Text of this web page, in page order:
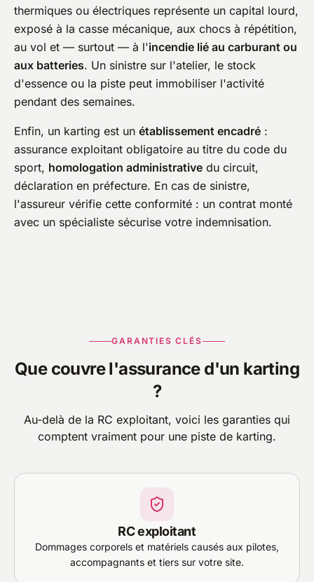
thermiques ou électriques représente un capital lourd,
exposé à la casse mécanique, aux chocs à répétition,
au vol et — surtout — à l'incendie lié au carburant ou
aux batteries. Un sinistre sur l'atelier, le stock
d'essence ou la piste peut immobiliser l'activité
pendant des semaines.
Enfin, un karting est un établissement encadré :
assurance exploitant obligatoire au titre du code du
sport, homologation administrative du circuit,
déclaration en préfecture. En cas de sinistre,
l'assureur vérifie cette conformité : un contrat monté
avec un spécialiste sécurise votre indemnisation.
GARANTIES CLÉS
Que couvre l'assurance d'un karting
?
Au-delà de la RC exploitant, voici les garanties qui
comptent vraiment pour une piste de karting.
RC exploitant
Dommages corporels et matériels causés aux pilotes,
accompagnants et tiers sur votre site.